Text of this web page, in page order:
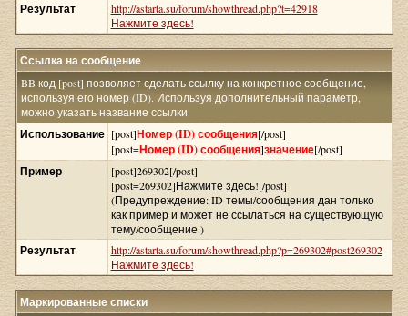
Результат
http://astarta.su/forum/showthread.php?t=42918
Нажмите здесь!
Ссылка на сообщение
BB код [post] позволяет сделать ссылку на конкретное сообщение,
используя его номер (ID). Используя дополнительный параметр,
можно указать название ссылки.
Использование [post]Номер (ID) сообщения[/post]
[post=Номер (ID) сообщения]значение[/post]
Пример
[post]269302[/post]
[post=269302]Нажмите здесь![/post]
(Предупреждение: ID темы/сообщения дан только
как пример и может не ссылаться на существующую
тему/сообщение.)
Результат
http://astarta.su/forum/showthread.php?p=269302#post269302
Нажмите здесь!
Маркированные списки